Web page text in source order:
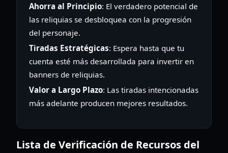
Ahorra al Principio: El verdadero potencial de
las reliquias se desbloquea con la progresión
del personaje.
Tiradas Estratégicas: Espera hasta que tu
cuenta esté más desarrollada para invertir en
banners de reliquias.
Valor a Largo Plazo: Las tiradas intencionadas
más adelante producen mejores resultados.
Lista de Verificación de Recursos del